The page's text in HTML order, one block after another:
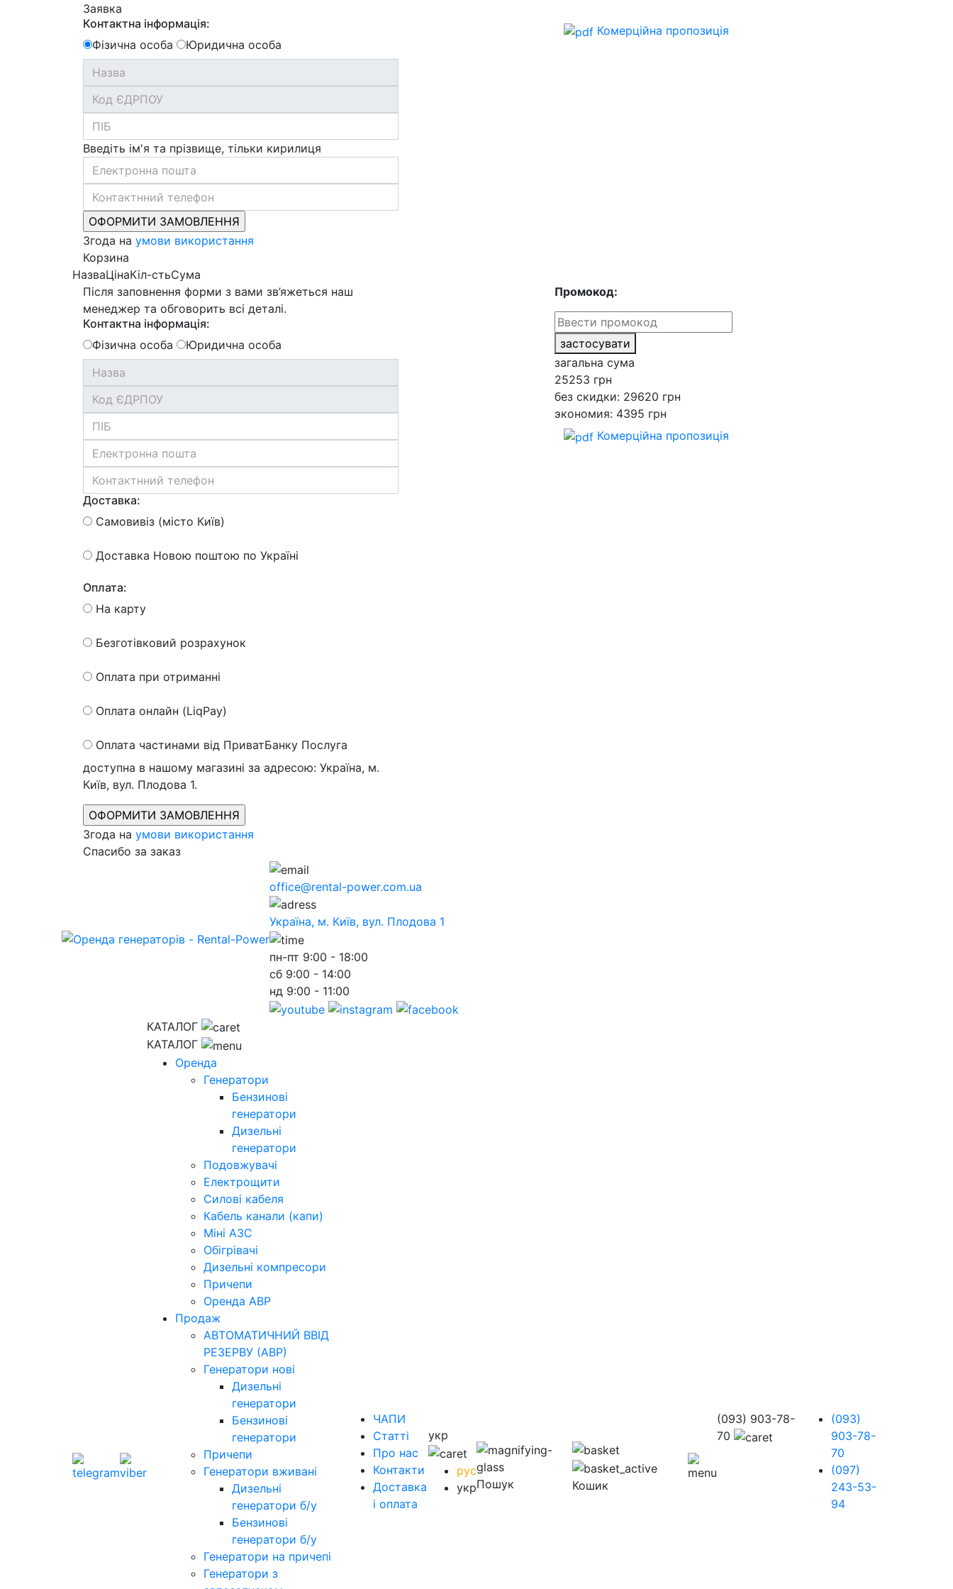
Заявка
Контактна інформація:
Фізична особа
Юридична особа
Введіть ім'я та прізвище, тільки кирилиця
Згода на умови використання
Комерційна пропозиція
Корзина
НазваЦінаКіл-стьСума
Після заповнення форми з вами зв’яжеться наш
менеджер та обговорить всі деталі.
Контактна інформація:
Фізична особа
Юридична особа
Доставка:
Самовивіз (місто Київ)
Доставка Новою поштою по Україні
Оплата:
На карту
Безготівковий розрахунок
Оплата при отриманні
Оплата онлайн (LiqPay)
Оплата частинами від ПриватБанку Послуга
доступна в нашому магазині за адресою: Україна, м.
Київ, вул. Плодова 1.
Згода на умови використання
Промокод:
застосувати
загальна сума
25253 грн
без скидки: 29620 грн
экономия: 4395 грн
Комерційна пропозиція
Спасибо за заказ
office@rental-power.com.ua
Україна, м. Київ, вул. Плодова 1
пн-пт 9:00 - 18:00
сб 9:00 - 14:00
нд 9:00 - 11:00
КАТАЛОГ
КАТАЛОГ
Оренда
Генератори
Бензинові
генератори
Дизельні
генератори
Подовжувачі
Електрощити
Силові кабеля
Кабель канали (капи)
Міні АЗС
Обігрівачі
Дизельні компресори
Причепи
Оренда АВР
Продаж
АВТОМАТИЧНИЙ ВВІД
РЕЗЕРВУ (АВР)
Генератори нові
Дизельні
генератори
Бензинові
генератори
Причепи
Генератори вживані
Дизельні
генератори б/у
Бензинові
генератори б/у
Генератори на причепі
Генератори з
ЧАПИ
Статті
Про нас
Контакти
Доставка
і оплата
укр
рус
укрПошук Кошик
(093) 903-78-
70
(093)
903-78-
70
(097)
243-53-
94